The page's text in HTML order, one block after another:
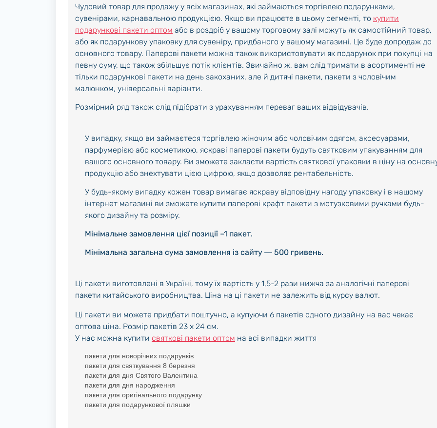
Чудовий товар для продажу у всіх магазинах, які займаються торгівлею подарунками,
сувенірами, карнавальною продукцією. Якщо ви працюєте в цьому сегменті, то купити
подарункові пакети оптом або в роздріб у вашому торговому залі можуть як самостійний товар,
або як подарункову упаковку для сувеніру, придбаного у вашому магазині. Це буде допродаж до
основного товару. Паперові пакети можна також використовувати як подарунок при покупці на
певну суму, що також збільшує потік клієнтів. Звичайно ж, вам слід тримати в асортименті не
тільки подарункові пакети на день закоханих, але й дитячі пакети, пакети з чоловічим
малюнком, універсальні варіанти.
Розмірний ряд також слід підібрати з урахуванням переваг ваших відвідувачів.
У випадку, якщо ви займаєтеся торгівлею жіночим або чоловічим одягом, аксесуарами,
парфумерією або косметикою, яскраві паперові пакети будуть святковим упакуванням для
вашого основного товару. Ви зможете закласти вартість святкової упаковки в ціну на
продукцію або знехтувати цією цифрою, якщо дозволяє рентабельність.
У будь-якому випадку кожен товар вимагає яскраву відповідну нагоду упаковку і в нашому
інтернет магазині ви зможете купити паперові крафт пакети з мотузковими ручками будь-
якого дизайну та розміру.
Мінімальне замовлення цієї позиції –1 пакет.
Мінімальна загальна сума замовлення із сайту ― 500 гривень.
Ці пакети виготовлені в Україні, тому їх вартість у 1,5-2 рази нижча за аналогічні паперові
пакети китайського виробництва. Ціна на ці пакети не залежить від курсу валют.
Ці пакети ви можете придбати поштучно, а купуючи 6 пакетів одного дизайну на вас чекає
оптова ціна. Розмір пакетів 23 х 24 см.
У нас можна купити святкові пакети оптом на всі випадки життя
пакети для новорічних подарунків
пакети для святкування 8 березня
пакети для дня Святого Валентина
пакети для дня народження
пакети для оригінального подарунку
пакети для подарункової пляшки